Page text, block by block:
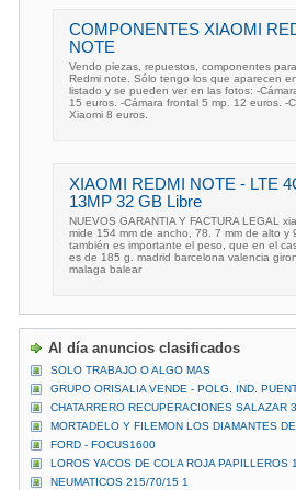
COMPONENTES XIAOMI
NOTE
Vendo piezas, repuestos, componentes
Redmi note. Sólo tengo los que aparecen
listado y se pueden ver en las fotos: -
15 euros. -Cámara frontal 5 mp. 12 euros. -
Xiaomi 8 euros.
XIAOMI REDMI NOTE - LTE
13MP 32 GB Libre
NUEVOS GARANTIA Y FACTURA LEGAL
mide 154 mm de ancho, 78. 7 mm de alto y
también es importante el peso, que en el
es de 185 g. madrid barcelona valencia
malaga balear
Al día anuncios clasificados
SOLO TRABAJO O ALGO MAS
GRUPO ORISALIA VENDE - POLG. IND.
CHATARRERO RECUPERACIONES SALAZAR 3
MORTADELO Y FILEMON LOS DIAMANTES
FORD - FOCUS1600
LOROS YACOS DE COLA ROJA PAPILLEROS 1
NEUMATICOS 215/70/15 1